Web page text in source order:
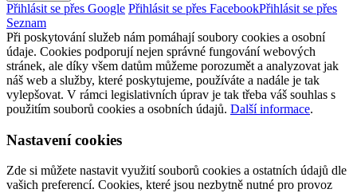
Přihlásit se přes Google Přihlásit se přes FacebookPřihlásit se přes
Seznam
Při poskytování služeb nám pomáhají soubory cookies a osobní
údaje. Cookies podporují nejen správné fungování webových
stránek, ale díky všem datům můžeme porozumět a analyzovat jak
náš web a služby, které poskytujeme, používáte a nadále je tak
vylepšovat. V rámci legislativních úprav je tak třeba váš souhlas s
použitím souborů cookies a osobních údajů. Další informace.
Nastavení cookies
Zde si můžete nastavit využití souborů cookies a ostatních údajů dle
vašich preferencí. Cookies, které jsou nezbytně nutné pro provoz